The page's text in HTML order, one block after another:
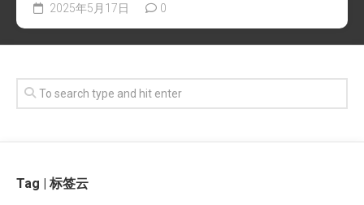
2025年5月17日 0
Tag | 标签云